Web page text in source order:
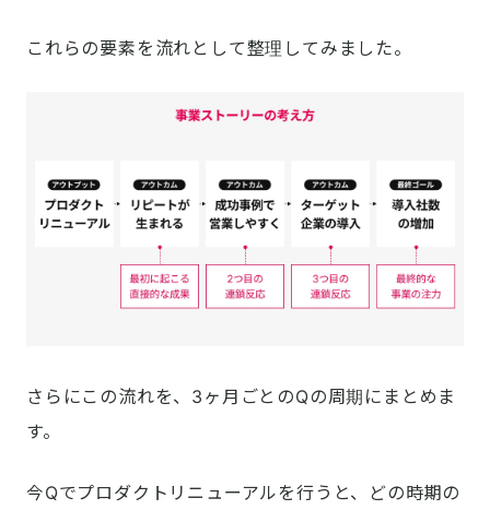
これらの要素を流れとして整理してみました。
さらにこの流れを、3ヶ月ごとのQの周期にまとめま
す。
今Qでプロダクトリニューアルを行うと、どの時期の